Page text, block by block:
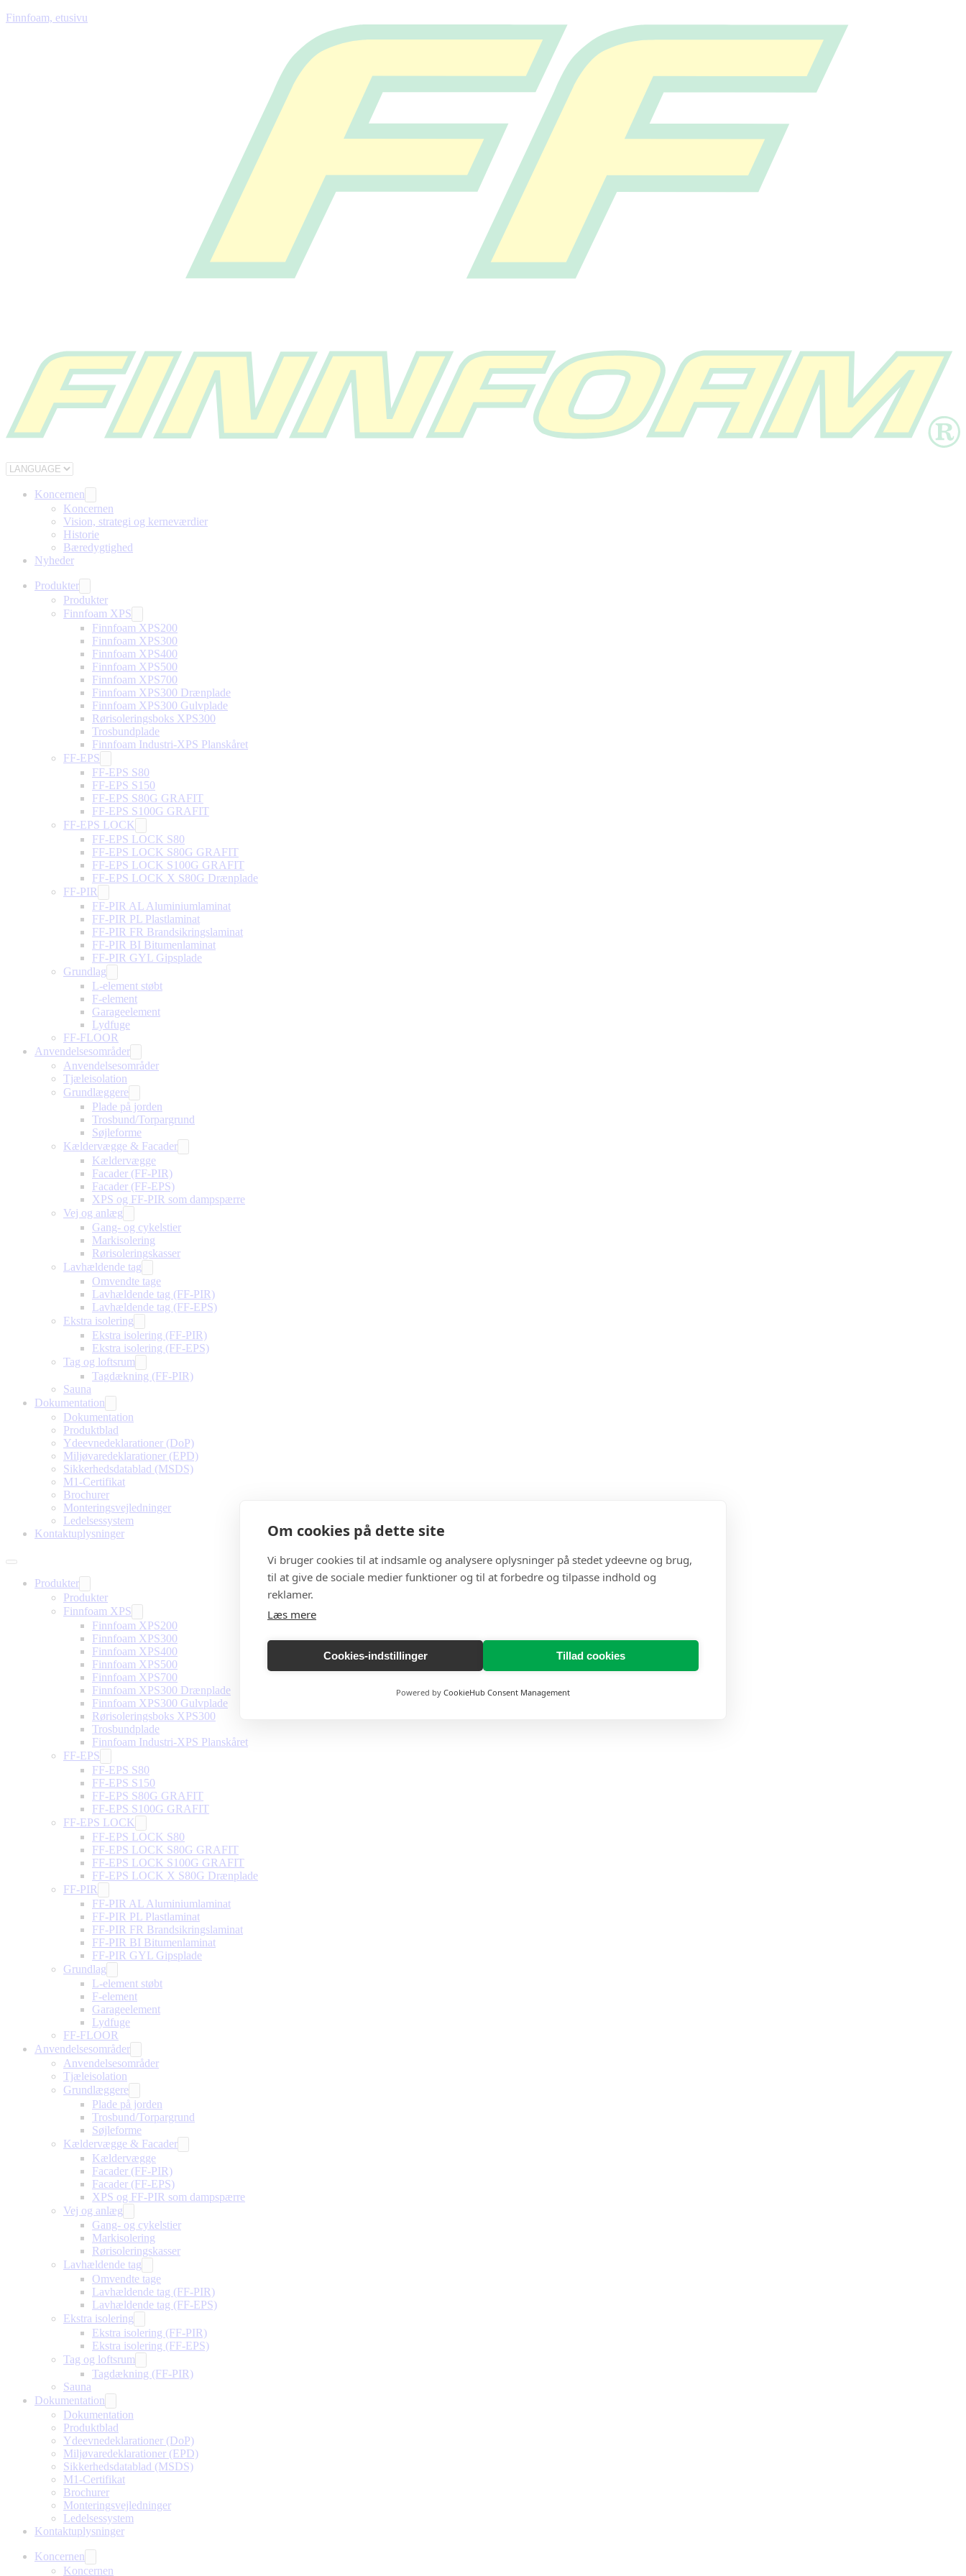
Om cookies på dette site
Vi bruger cookies til at indsamle og analysere oplysninger på stedet ydeevne og brug,
til at give de sociale medier funktioner og til at forbedre og tilpasse indhold og
reklamer.
Læs mere
Cookies-indstillinger Tillad cookies
Powered by CookieHub Consent Management
Finnfoam, etusivu
Koncernen
Koncernen
Vision, strategi og kerneværdier
Historie
Bæredygtighed
Nyheder
Produkter
Produkter
Finnfoam XPS
Finnfoam XPS200
Finnfoam XPS300
Finnfoam XPS400
Finnfoam XPS500
Finnfoam XPS700
Finnfoam XPS300 Drænplade
Finnfoam XPS300 Gulvplade
Rørisoleringsboks XPS300
Trosbundplade
Finnfoam Industri-XPS Planskåret
FF-EPS
FF-EPS S80
FF-EPS S150
FF-EPS S80G GRAFIT
FF-EPS S100G GRAFIT
FF-EPS LOCK
FF-EPS LOCK S80
FF-EPS LOCK S80G GRAFIT
FF-EPS LOCK S100G GRAFIT
FF-EPS LOCK X S80G Drænplade
FF-PIR
FF-PIR AL Aluminiumlaminat
FF-PIR PL Plastlaminat
FF-PIR FR Brandsikringslaminat
FF-PIR BI Bitumenlaminat
FF-PIR GYL Gipsplade
Grundlag
L-element støbt
F-element
Garageelement
Lydfuge
FF-FLOOR
Anvendelsesområder
Anvendelsesområder
Tjæleisolation
Grundlæggere
Plade på jorden
Trosbund/Torpargrund
Søjleforme
Kældervægge & Facader
Kældervægge
Facader (FF-PIR)
Facader (FF-EPS)
XPS og FF-PIR som dampspærre
Vej og anlæg
Gang- og cykelstier
Markisolering
Rørisoleringskasser
Lavhældende tag
Omvendte tage
Lavhældende tag (FF-PIR)
Lavhældende tag (FF-EPS)
Ekstra isolering
Ekstra isolering (FF-PIR)
Ekstra isolering (FF-EPS)
Tag og loftsrum
Tagdækning (FF-PIR)
Sauna
Dokumentation
Dokumentation
Produktblad
Ydeevnedeklarationer (DoP)
Miljøvaredeklarationer (EPD)
Sikkerhedsdatablad (MSDS)
M1-Certifikat
Brochurer
Monteringsvejledninger
Ledelsessystem
Kontaktuplysninger
Produkter
Produkter
Finnfoam XPS
Finnfoam XPS200
Finnfoam XPS300
Finnfoam XPS400
Finnfoam XPS500
Finnfoam XPS700
Finnfoam XPS300 Drænplade
Finnfoam XPS300 Gulvplade
Rørisoleringsboks XPS300
Trosbundplade
Finnfoam Industri-XPS Planskåret
FF-EPS
FF-EPS S80
FF-EPS S150
FF-EPS S80G GRAFIT
FF-EPS S100G GRAFIT
FF-EPS LOCK
FF-EPS LOCK S80
FF-EPS LOCK S80G GRAFIT
FF-EPS LOCK S100G GRAFIT
FF-EPS LOCK X S80G Drænplade
FF-PIR
FF-PIR AL Aluminiumlaminat
FF-PIR PL Plastlaminat
FF-PIR FR Brandsikringslaminat
FF-PIR BI Bitumenlaminat
FF-PIR GYL Gipsplade
Grundlag
L-element støbt
F-element
Garageelement
Lydfuge
FF-FLOOR
Anvendelsesområder
Anvendelsesområder
Tjæleisolation
Grundlæggere
Plade på jorden
Trosbund/Torpargrund
Søjleforme
Kældervægge & Facader
Kældervægge
Facader (FF-PIR)
Facader (FF-EPS)
XPS og FF-PIR som dampspærre
Vej og anlæg
Gang- og cykelstier
Markisolering
Rørisoleringskasser
Lavhældende tag
Omvendte tage
Lavhældende tag (FF-PIR)
Lavhældende tag (FF-EPS)
Ekstra isolering
Ekstra isolering (FF-PIR)
Ekstra isolering (FF-EPS)
Tag og loftsrum
Tagdækning (FF-PIR)
Sauna
Dokumentation
Dokumentation
Produktblad
Ydeevnedeklarationer (DoP)
Miljøvaredeklarationer (EPD)
Sikkerhedsdatablad (MSDS)
M1-Certifikat
Brochurer
Monteringsvejledninger
Ledelsessystem
Kontaktuplysninger
Koncernen
Koncernen